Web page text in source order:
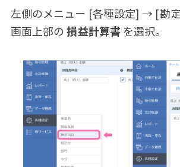
左側のメニュー [各種設定] → [勘定
画面上部の損益計算書 を選択。